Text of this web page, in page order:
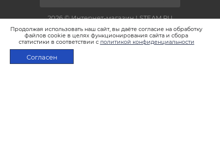
Продолжая использовать наш сайт, вы даёте согласие на обработку
файлов cookie в целях функционирования сайта и сбора
статистики в соответствии с политикой конфиденциальности
Согласен
2026 © Интернет-магазин LSTEAM.RU